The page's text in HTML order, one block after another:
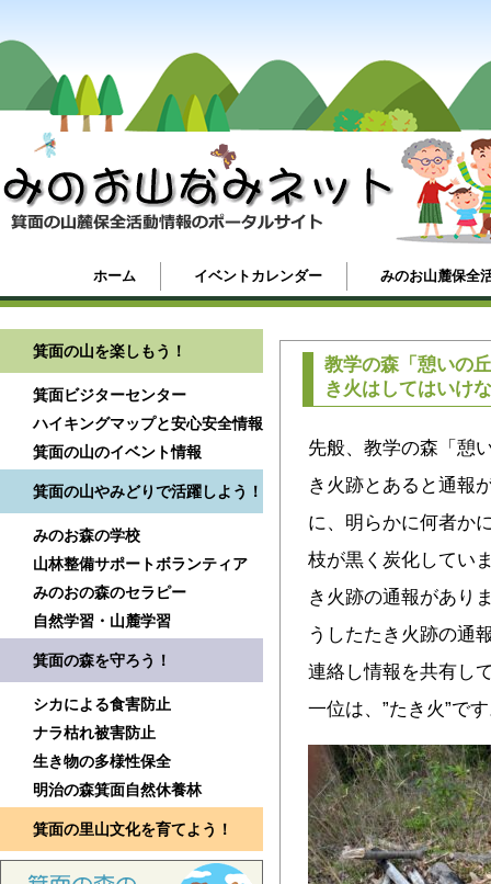
ホーム イベントカレンダー みのお山麓保全
箕面の山を楽しもう！
箕面ビジターセンター
ハイキングマップと安心安全情報
箕面の山のイベント情報
箕面の山やみどりで活躍しよう！
みのお森の学校
山林整備サポートボランティア
みのおの森のセラピー
自然学習・山麓学習
箕面の森を守ろう！
シカによる食害防止
ナラ枯れ被害防止
生き物の多様性保全
明治の森箕面自然休養林
箕面の里山文化を育てよう！
教学の森「憩いの
き火はしてはいけ
先般、教学の森「憩
き火跡とあると通報
に、明らかに何者か
枝が黒く炭化してい
き火跡の通報があり
うしたたき火跡の通
連絡し情報を共有し
一位は、”たき火”で